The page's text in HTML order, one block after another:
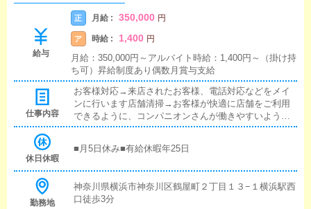
給与
正 月給 : 350,000 円
ア 時給 : 1,400 円
月給：350,000円～アルバイト時給：1,400円～（掛け持
ち可）昇給制度あり偶数月賞与支給
仕事内容
お客様対応→来店されたお客様、電話対応などをメイ
ンに行います店舗清掃→お客様が快適に店舗をご利用
できるように、コンパニオンさんが働きやすいように
日々清潔に店舗を保ちますＷＥＢ管理→ヘブンネット
→円滑に店舗運営が出来るように、従業員、コンパニ
つ丁寧に説明しながらお伝えしていきますので未経験
者でもご安心ください。
休日休暇
■月5日休み■有給休暇年25日
勤務地
神奈川県横浜市神奈川区鶴屋町２丁目１３−１横浜駅西
口徒歩3分